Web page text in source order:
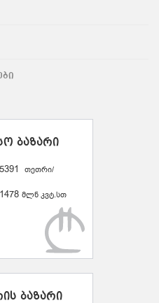
ბაზარი
თეთრი/
მლნ კვტ.სთ
ბაზარი